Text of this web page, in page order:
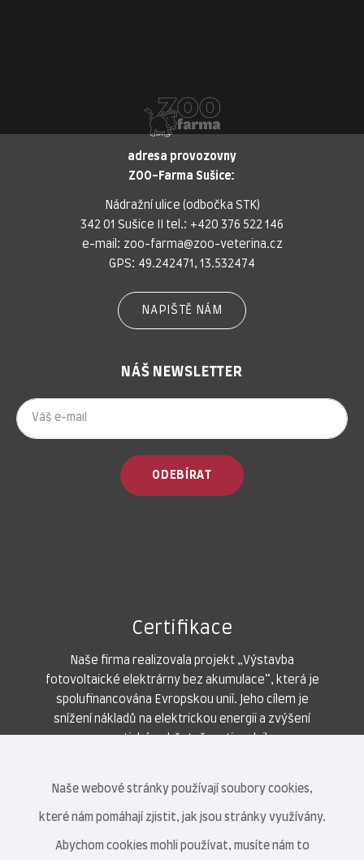
adresa provozovny
ZOO-Farma Sušice:
Nádražní ulice (odbočka STK)
342 01 Sušice II tel.: +420 376 522 146
e-mail: zoo-farma@zoo-veterina.cz
GPS: 49.242471, 13.532474
NAPIŠTĚ NÁM
NÁŠ NEWSLETTER
ODEBÍRAT
Certifikace
Naše firma realizovala projekt „Výstavba
fotovoltaické elektrárny bez akumulace“, která je
spolufinancována Evropskou unií. Jeho cílem je
snížení nákladů na elektrickou energii a zvýšení
Naše webové stránky používají soubory cookies,
které nám pomáhají zjistit, jak jsou stránky využívány.
Abychom cookies mohli používat, musíte nám to